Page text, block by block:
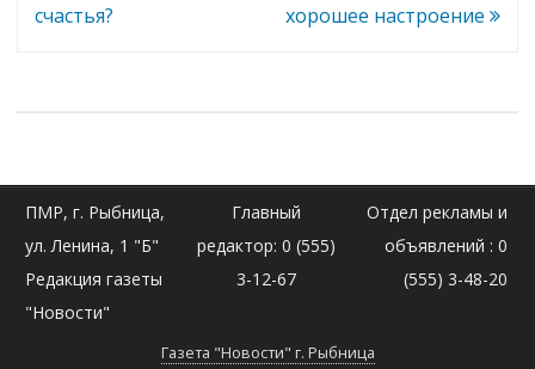
по
счастья?
хорошее настроение
ПМР, г. Рыбница,
ул. Ленина, 1 "Б"
Редакция газеты
"Новости"
Главный
редактор: 0 (555)
3-12-67
Отдел рекламы и
объявлений : 0
(555) 3-48-20
Газета "Новости" г. Рыбница